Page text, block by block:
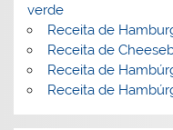
verde
Receita de
Receita de
Receita de
Receita de